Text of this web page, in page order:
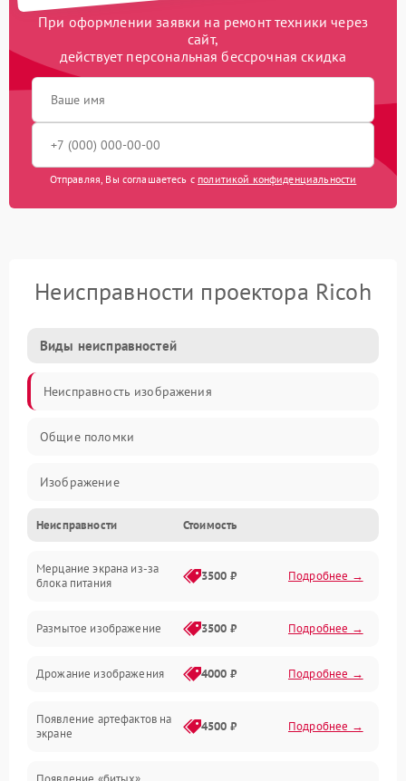
При оформлении заявки на ремонт техники через
сайт,
действует персональная бессрочная скидка
Отправляя, Вы соглашаетесь с политикой конфиденциальности
Неисправности проектора Ricoh
Виды неисправностей
Неисправность изображения
Общие поломки
Изображение
Лампа подсветки
Неисправность управления и интерфейсов
Неисправности Стоимость
Мерцание экрана из-за
блока питания
3500 ₽ Подробнее →
Размытое изображение 3500 ₽ Подробнее →
Дрожание изображения 4000 ₽ Подробнее →
Появление артефактов на
экране
4500 ₽ Подробнее →